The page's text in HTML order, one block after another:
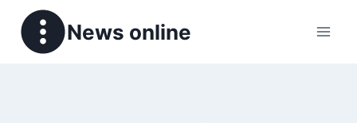
News online